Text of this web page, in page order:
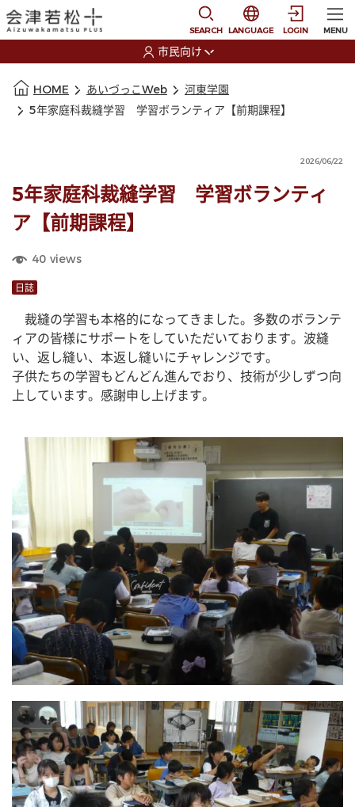
SEARCH
選択すると言語の切
LANGUAGE LOGIN MENU
市民向け
HOME あいづっこWeb
河東学園
5年家庭科裁縫学習 学習ボランティア【前期課程】
2026/06/22
5年家庭科裁縫学習 学習ボランティ
ア【前期課程】
40 views
日誌
裁縫の学習も本格的になってきました。多数のボランテ
ィアの皆様にサポートをしていただいております。波縫
い、返し縫い、本返し縫いにチャレンジです。
子供たちの学習もどんどん進んでおり、技術が少しずつ向
上しています。感謝申し上げます。